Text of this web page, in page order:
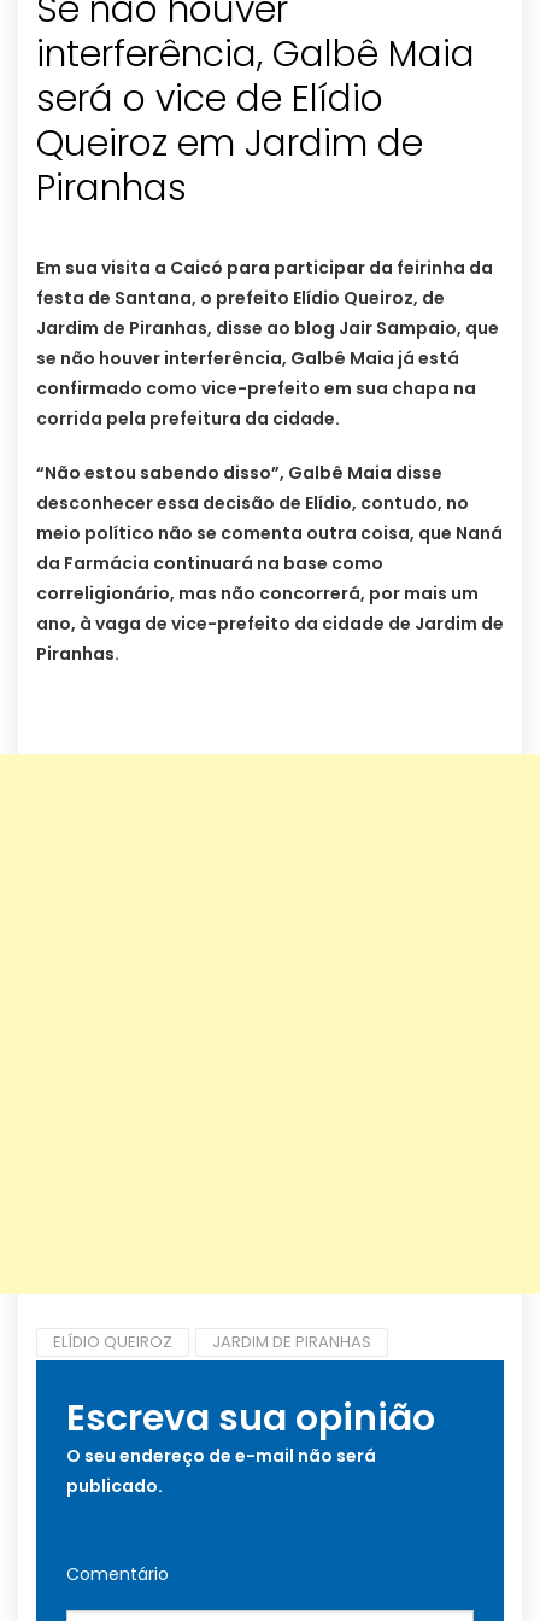
interferência, Galbê Maia
será o vice de Elídio
Queiroz em Jardim de
Piranhas
Em sua visita a Caicó para participar da feirinha da
festa de Santana, o prefeito Elídio Queiroz, de
Jardim de Piranhas, disse ao blog Jair Sampaio, que
se não houver interferência, Galbê Maia já está
confirmado como vice-prefeito em sua chapa na
corrida pela prefeitura da cidade.
“Não estou sabendo disso”, Galbê Maia disse
desconhecer essa decisão de Elídio, contudo, no
meio político não se comenta outra coisa, que Naná
da Farmácia continuará na base como
correligionário, mas não concorrerá, por mais um
ano, à vaga de vice-prefeito da cidade de Jardim de
Piranhas.
ELÍDIO QUEIROZ JARDIM DE PIRANHAS
Escreva sua opinião
O seu endereço de e-mail não será
publicado.
Comentário